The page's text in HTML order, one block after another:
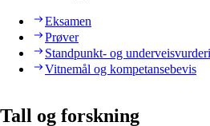
Eksamen
Prøver
Standpunkt- og
Vitnemål og kompetansebevis
Tall og forskning